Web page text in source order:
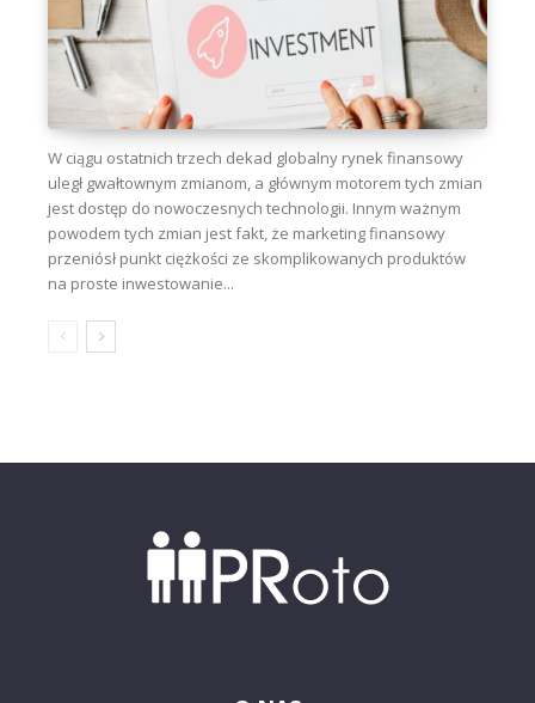
W ciągu ostatnich trzech dekad globalny rynek finansowy
uległ gwałtownym zmianom, a głównym motorem tych zmian
jest dostęp do nowoczesnych technologii. Innym ważnym
powodem tych zmian jest fakt, że marketing finansowy
przeniósł punkt ciężkości ze skomplikowanych produktów
na proste inwestowanie...